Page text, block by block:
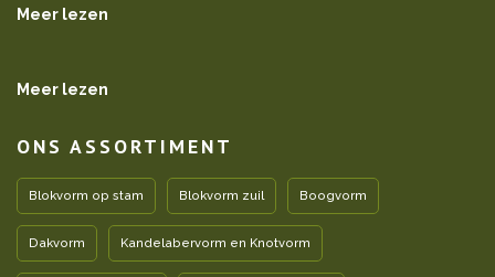
Meer lezen
Meer lezen
ONS ASSORTIMENT
Blokvorm op stam Blokvorm zuil Boogvorm
Dakvorm Kandelabervorm en Knotvorm